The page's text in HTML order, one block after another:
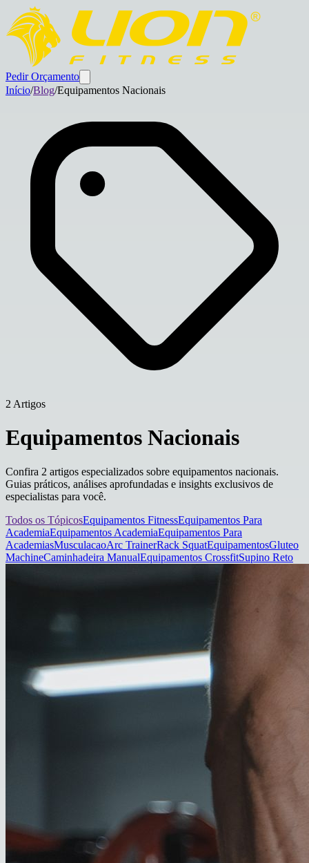
Pedir Orçamento
Início/Blog/Equipamentos Nacionais
2 Artigos
Equipamentos Nacionais
Confira 2 artigos especializados sobre equipamentos nacionais.
Guias práticos, análises aprofundadas e insights exclusivos de
especialistas para você.
Todos os TópicosEquipamentos FitnessEquipamentos Para
AcademiaEquipamentos AcademiaEquipamentos Para
AcademiasMusculacaoArc TrainerRack SquatEquipamentosGluteo
MachineCaminhadeira ManualEquipamentos CrossfitSupino Reto